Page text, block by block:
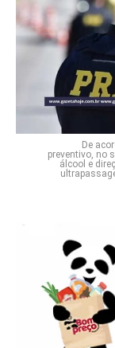
De
preventivo, no
álcool e